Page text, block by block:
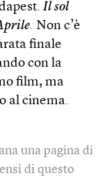
Il sol
. Non c’è
finale
con la
film, ma
al cinema.
una pagina di
di questo